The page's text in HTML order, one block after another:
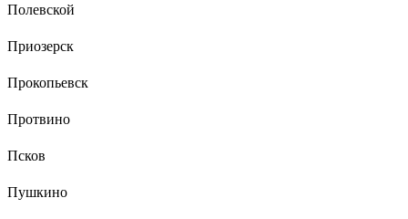
Полевской
Приозерск
Прокопьевск
Протвино
Псков
Пушкино